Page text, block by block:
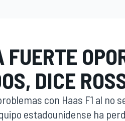
DICE
con Haas F1 al no
estadounidense ha